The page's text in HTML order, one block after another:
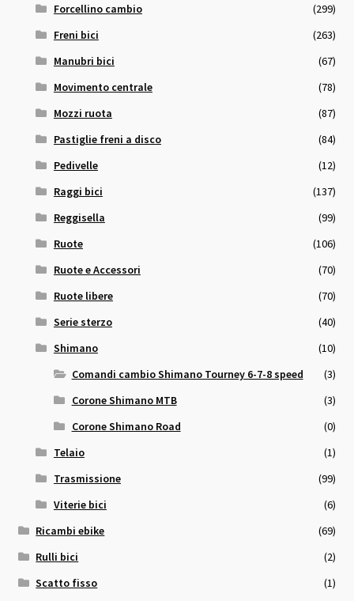
Forcellino cambio
(299)
Freni bici
(263)
Manubri bici
(67)
Movimento centrale
(78)
Mozzi ruota
(87)
Pastiglie freni a disco
(84)
Pedivelle
(12)
Raggi bici
(137)
Reggisella
(99)
Ruote
(106)
Ruote e Accessori
(70)
Ruote libere
(70)
Serie sterzo
(40)
Shimano
(10)
Comandi cambio Shimano Tourney 6-7-8 speed
(3)
Corone Shimano MTB
(3)
Corone Shimano Road
(0)
Telaio
(1)
Trasmissione
(99)
Viterie bici
(6)
Ricambi ebike
(69)
Rulli bici
(2)
Scatto fisso
(1)